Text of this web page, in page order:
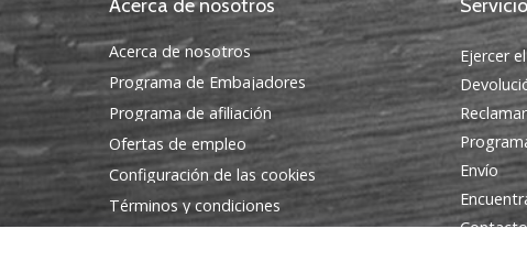
Acerca de nosotros
Acerca de nosotros
Programa de Embajadores
Programa de afiliación
Ofertas de empleo
Configuración de las cookies
Términos y condiciones
Ejercer
Envío
Contacto